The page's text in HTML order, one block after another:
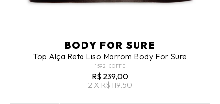
BODY FOR SURE
Top Alça Reta Liso Marrom Body For Sure
1592_COFFE
R$ 239,00
2 X R$ 119,50